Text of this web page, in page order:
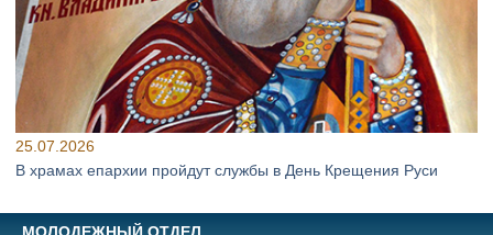
25.07.2026
В храмах епархии пройдут службы в День Крещения Руси